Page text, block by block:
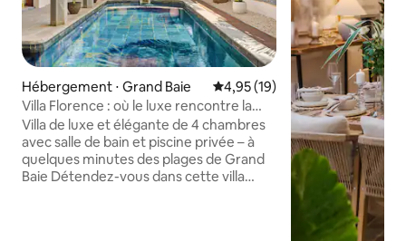
Hébergement ⋅ Grand Baie Évaluation moyenne sur la
4,95 (19)
Villa Florence : où le luxe rencontre la
sérénité
Villa de luxe et élégante de 4 chambres
avec salle de bain et piscine privée – à
quelques minutes des plages de Grand
Baie Détendez-vous dans cette villa